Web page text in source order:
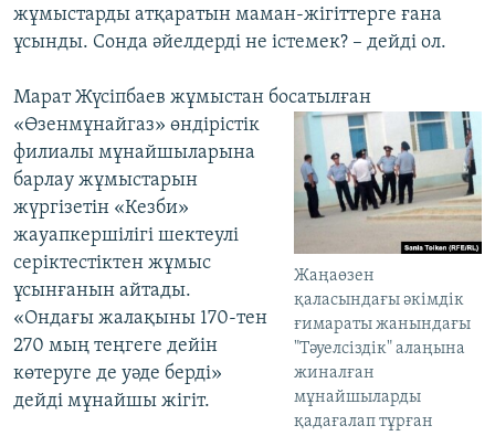
жұмыстарды атқаратын маман-жігіттерге ғана
ұсынды. Сонда әйелдерді не істемек? – дейді ол.
Марат Жүсіпбаев жұмыстан босатылған
«Өзенмұнайгаз» өндірістік
Жаңаөзен
қаласындағы әкімдік
ғимараты жанындағы
"Тәуелсіздік" алаңына
жиналған
мұнайшыларды
қадағалап тұрған
филиалы мұнайшыларына
барлау жұмыстарын
жүргізетін «Кезби»
жауапкершілігі шектеулі
серіктестіктен жұмыс
ұсынғанын айтады.
«Ондағы жалақыны 170-тен
270 мың теңгеге дейін
көтеруге де уәде берді»
дейді мұнайшы жігіт.